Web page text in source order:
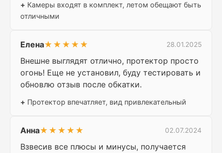
+ Камеры входят в комплект, летом обещают быть
отличными
Елена★★★★★ 28.01.2025
Внешне выглядят отлично, протектор просто
огонь! Еще не установил, буду тестировать и
обновлю отзыв после обкатки.
+ Протектор впечатляет, вид привлекательный
Анна★★★★★ 02.07.2024
Взвесив все плюсы и минусы, получается